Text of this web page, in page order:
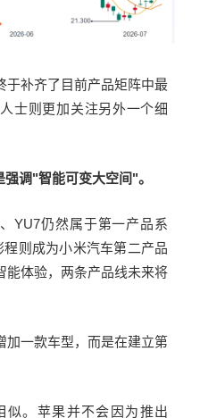
于补齐了目前产品矩阵中最
士则更加关注另外一个细
强调"智能可变大空间"。
、YU7仍然属于第一产品系
程则成为小米汽车第二产品
能体验，两条产品线未来将
加一款车型，而是在建立第
似。苹果并不会因为推出